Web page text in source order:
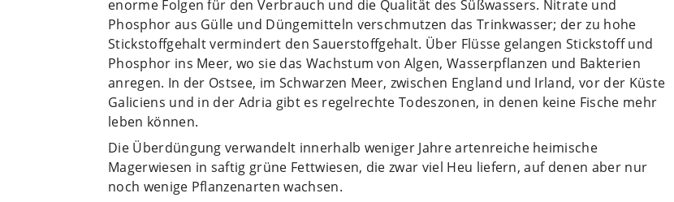
enorme Folgen für den Verbrauch und die Qualität des Süßwassers. Nitrate und
Phosphor aus Gülle und Düngemitteln verschmutzen das Trinkwasser; der zu hohe
Stickstoffgehalt vermindert den Sauerstoffgehalt. Über Flüsse gelangen Stickstoff und
Phosphor ins Meer, wo sie das Wachstum von Algen, Wasserpflanzen und Bakterien
anregen. In der Ostsee, im Schwarzen Meer, zwischen England und Irland, vor der Küste
Galiciens und in der Adria gibt es regelrechte Todeszonen, in denen keine Fische mehr
leben können.
Die Überdüngung verwandelt innerhalb weniger Jahre artenreiche heimische
Magerwiesen in saftig grüne Fettwiesen, die zwar viel Heu liefern, auf denen aber nur
noch wenige Pflanzenarten wachsen.